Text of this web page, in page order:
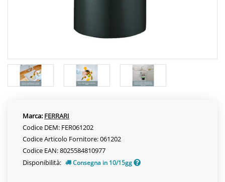
Marca: FERRARI
Codice DEM: FER061202
Codice Articolo Fornitore: 061202
Codice EAN: 8025584810977
Disponibilità:
Consegna in 10/15gg